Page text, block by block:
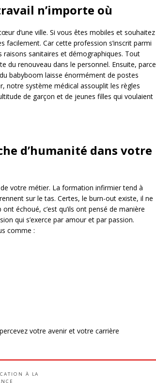
n’importe où
d’une ville. Si vous êtes mobiles et souhaitez
facilement. Car cette profession s’inscrit parmi
raisons sanitaires et démographiques. Tout
du renouveau dans le personnel. Ensuite, parce
babyboom laisse énormément de postes
notre système médical assouplit les règles
de garçon et de jeunes filles qui voulaient
d’humanité dans votre
votre métier. La formation infirmier tend à
sur le tas. Certes, le burn-out existe, il ne
échoué, c’est qu’ils ont pensé de manière
qui s’exerce par amour et par passion.
comme :
votre avenir et votre carrière
À LA